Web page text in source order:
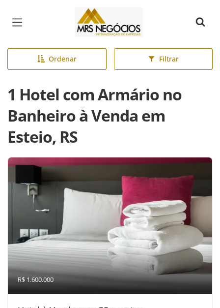
Página inicial
Ordenar Filtrar
1 Hotel com Armário no
Banheiro à Venda em
Esteio, RS
R$ 1.600.000